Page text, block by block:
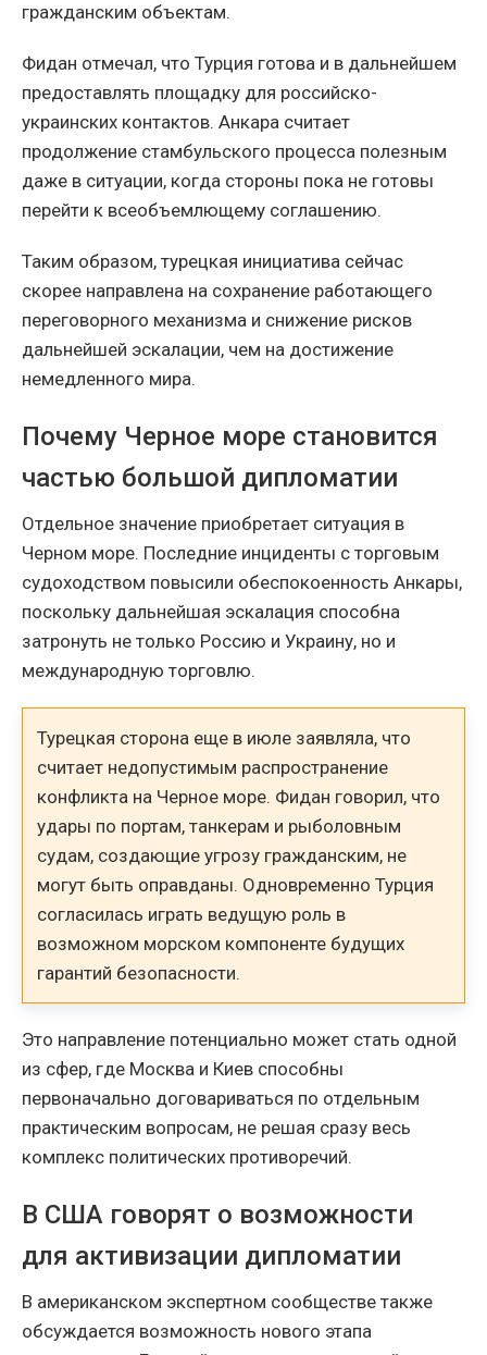
гражданским объектам.
Фидан отмечал, что Турция готова и в дальнейшем
предоставлять площадку для российско-
украинских контактов. Анкара считает
продолжение стамбульского процесса полезным
даже в ситуации, когда стороны пока не готовы
перейти к всеобъемлющему соглашению.
Таким образом, турецкая инициатива сейчас
скорее направлена на сохранение работающего
переговорного механизма и снижение рисков
дальнейшей эскалации, чем на достижение
немедленного мира.
Почему Черное море становится
частью большой дипломатии
Отдельное значение приобретает ситуация в
Черном море. Последние инциденты с торговым
судоходством повысили обеспокоенность Анкары,
поскольку дальнейшая эскалация способна
затронуть не только Россию и Украину, но и
международную торговлю.
Турецкая сторона еще в июле заявляла, что
считает недопустимым распространение
конфликта на Черное море. Фидан говорил, что
удары по портам, танкерам и рыболовным
судам, создающие угрозу гражданским, не
могут быть оправданы. Одновременно Турция
согласилась играть ведущую роль в
возможном морском компоненте будущих
гарантий безопасности.
Это направление потенциально может стать одной
из сфер, где Москва и Киев способны
первоначально договариваться по отдельным
практическим вопросам, не решая сразу весь
комплекс политических противоречий.
В США говорят о возможности
для активизации дипломатии
В американском экспертном сообществе также
обсуждается возможность нового этапа